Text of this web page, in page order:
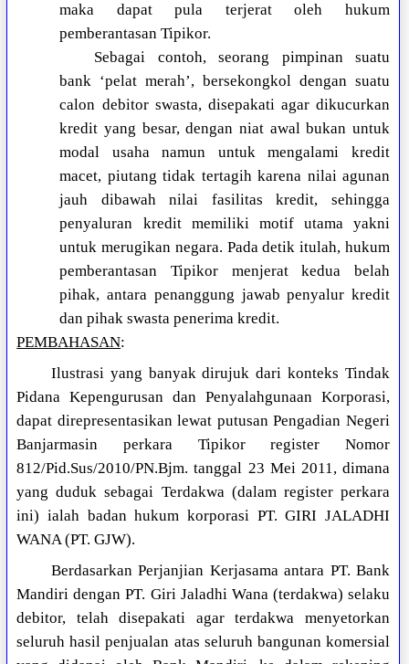
maka dapat pula terjerat oleh hukum
pemberantasan Tipikor.
Sebagai contoh, seorang pimpinan suatu
bank ‘pelat merah’, bersekongkol dengan suatu
calon debitor swasta, disepakati agar dikucurkan
kredit yang besar, dengan niat awal bukan untuk
modal usaha namun untuk mengalami kredit
macet, piutang tidak tertagih karena nilai agunan
jauh dibawah nilai fasilitas kredit, sehingga
penyaluran kredit memiliki motif utama yakni
untuk merugikan negara. Pada detik itulah, hukum
pemberantasan Tipikor menjerat kedua belah
pihak, antara penanggung jawab penyalur kredit
dan pihak swasta penerima kredit.
PEMBAHASAN:
Ilustrasi yang banyak dirujuk dari konteks Tindak
Pidana Kepengurusan dan Penyalahgunaan Korporasi,
dapat direpresentasikan lewat putusan Pengadian Negeri
Banjarmasin perkara Tipikor register Nomor
812/Pid.Sus/2010/PN.Bjm. tanggal 23 Mei 2011, dimana
yang duduk sebagai Terdakwa (dalam register perkara
ini) ialah badan hukum korporasi PT. GIRI JALADHI
WANA (PT. GJW).
Berdasarkan Perjanjian Kerjasama antara PT. Bank
Mandiri dengan PT. Giri Jaladhi Wana (terdakwa) selaku
debitor, telah disepakati agar terdakwa menyetorkan
seluruh hasil penjualan atas seluruh bangunan komersial